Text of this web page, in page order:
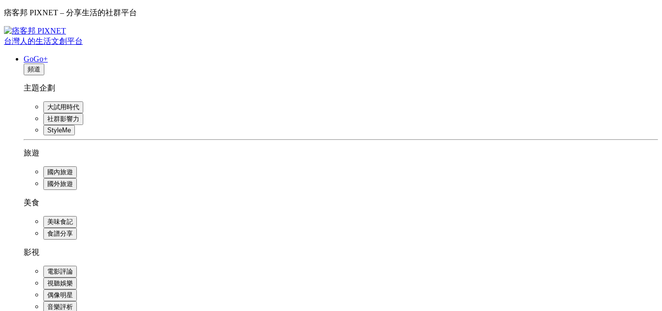
痞客邦 PIXNET – 分享生活的社群平台
台灣人的生活文創平台
GoGo+
頻道
主題企劃
大試用時代
社群影響力
StyleMe
旅遊
國內旅遊
國外旅遊
美食
美味食記
食譜分享
影視
電影評論
視聽娛樂
偶像明星
音樂評析